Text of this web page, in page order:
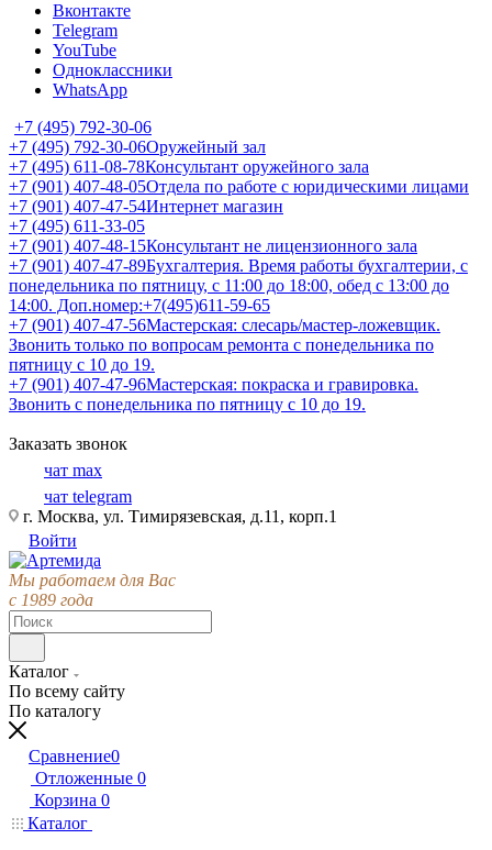
Вконтакте
Telegram
YouTube
Одноклассники
WhatsApp
+7 (495) 792-30-06
+7 (495) 792-30-06Оружейный зал
+7 (495) 611-08-78Консультант оружейного зала
+7 (901) 407-48-05Отдела по работе с юридическими лицами
+7 (901) 407-47-54Интернет магазин
+7 (495) 611-33-05
+7 (901) 407-48-15Консультант не лицензионного зала
+7 (901) 407-47-89Бухгалтерия. Время работы бухгалтерии, с
понедельника по пятницу, с 11:00 до 18:00, обед с 13:00 до
14:00. Доп.номер:+7(495)611-59-65
+7 (901) 407-47-56Мастерская: слесарь/мастер-ложевщик.
Звонить только по вопросам ремонта с понедельника по
пятницу с 10 до 19.
+7 (901) 407-47-96Мастерская: покраска и гравировка.
Звонить с понедельника по пятницу с 10 до 19.
Заказать звонок
чат max
чат telegram
г. Москва, ул. Тимирязевская, д.11, корп.1
Войти
Мы работаем для Вас
с 1989 года
Каталог
По всему сайту
По каталогу
Сравнение0
Отложенные 0
Корзина 0
Каталог